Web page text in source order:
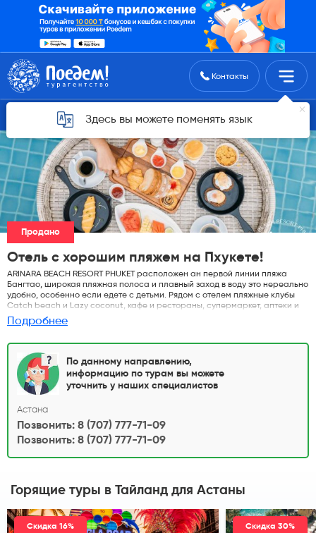
Поиск туровКонтакты
Здесь вы можете поменять язык
Горящие туры для Астаны
Продано
Отель с хорошим пляжем на Пхукете!
ARINARA BEACH RESORT PHUKET расположен ан первой линии пляжа
Бангтао, широкая пляжная полоса и плавный заход в воду это нереально
удобно, особенно если едете с детьми. Рядом с отелем пляжные клубы
Catch beach и Lazy coconut, кафе и рестораны, супермаркет, аптеки и
массажные салоны!
Подробнее
По данному направлению,
информацию по турам вы можете
уточнить у наших специалистов
Астана
Позвонить: 8 (707) 777-71-09
Позвонить: 8 (707) 777-71-09
Горящие туры в Тайланд для Астаны
Скидка 16% Скидка 30%